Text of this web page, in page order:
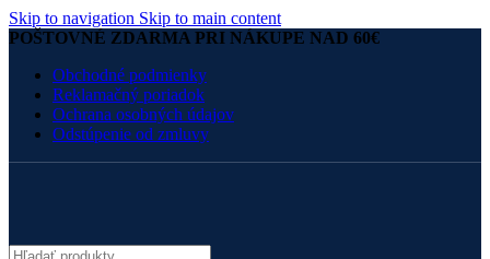
Skip to navigation Skip to main content
POŠTOVNÉ ZDARMA PRI NÁKUPE NAD 60€
Obchodné podmienky
Reklamačný poriadok
Ochrana osobných údajov
Odstúpenie od zmluvy